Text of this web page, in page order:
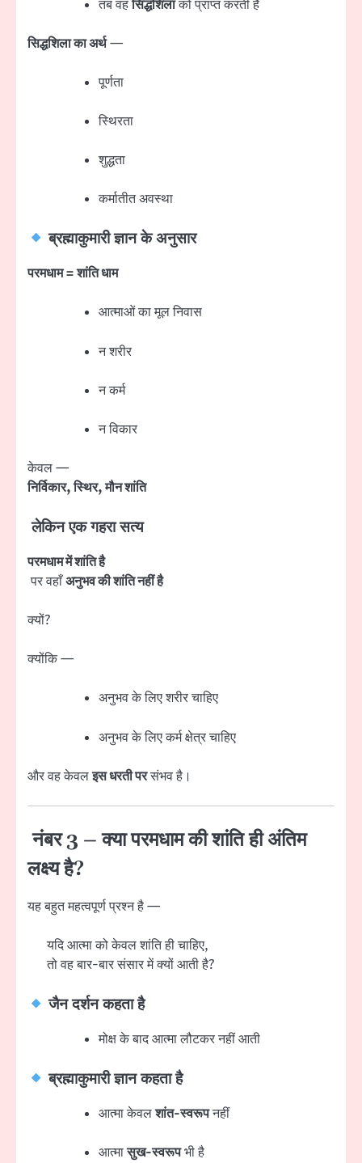
तब वहसिद्धशिलाको प्राप्त करती है
सिद्धशिला का अर्थ—
पूर्णता
स्थिरता
शुद्धता
कर्मातीत अवस्था
ब्रह्माकुमारी ज्ञान के अनुसार
परमधाम = शांति धाम
आत्माओं का मूल निवास
न शरीर
न कर्म
न विकार
केवल —
निर्विकार, स्थिर, मौन शांति
लेकिन एक गहरा सत्य
परमधाम में शांति है
पर वहाँअनुभव की शांति नहीं है
क्यों?
क्योंकि —
अनुभव के लिए शरीर चाहिए
अनुभव के लिए कर्म क्षेत्र चाहिए
और वह केवलइस धरती परसंभव है।
नंबर 3 – क्या परमधाम की शांति ही अंतिम
लक्ष्य है?
यह बहुत महत्वपूर्ण प्रश्न है —
यदि आत्मा को केवल शांति ही चाहिए,
तो वह बार-बार संसार में क्यों आती है?
जैन दर्शन कहता है
मोक्ष के बाद आत्मा लौटकर नहीं आती
ब्रह्माकुमारी ज्ञान कहता है
आत्मा केवलशांत-स्वरूपनहीं
आत्मासुख-स्वरूपभी है